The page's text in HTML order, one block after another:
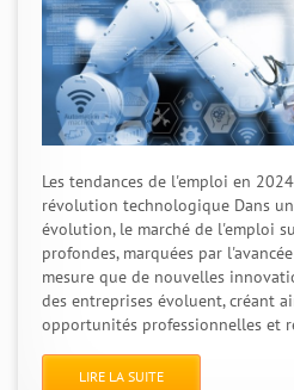
Les tendances de l'emploi en
révolution technologique Dans
évolution, le marché de l'emploi
profondes, marquées par
mesure que de nouvelles
des entreprises évoluent, créant
opportunités professionnelles et
LIRE LA SUITE